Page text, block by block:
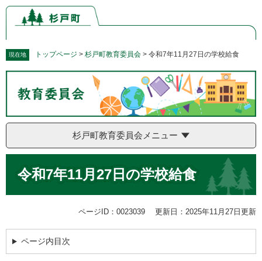
ペ
の
メ
ー
本
現在地 トップページ > 杉戸町教育委員会 > 令和7年11月27日の学校給食
杉戸町教育委員会メニュー
令和7年11月27日の学校給食
ページID：0023039 更新日：2025年11月27日更新
ページ内目次